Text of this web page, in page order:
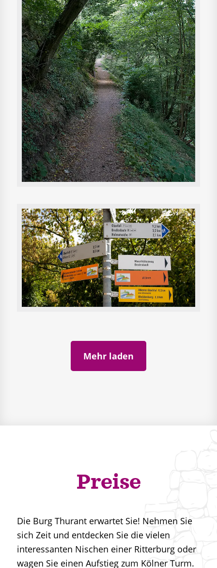
Mehr laden
Preise
Die Burg Thurant erwartet Sie! Nehmen Sie
sich Zeit und entdecken Sie die vielen
interessanten Nischen einer Ritterburg oder
wagen Sie einen Aufstieg zum Kölner Turm.